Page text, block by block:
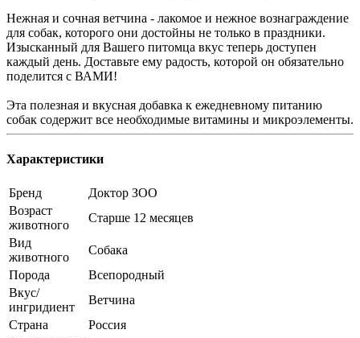
Нежная и сочная ветчина - лакомое и нежное вознаграждение
для собак, которого они достойны не только в праздники.
Изысканный для Вашего питомца вкус теперь доступен
каждый день. Доставьте ему радость, которой он обязательно
поделится с ВАМИ!
Эта полезная и вкусная добавка к ежедневному питанию
собак содержит все необходимые витамины и микроэлементы.
Характеристики
Бренд
Доктор ЗОО
Возраст
животного
Старше 12 месяцев
Вид
животного
Собака
Порода
Всепородный
Вкус/
ингридиент
Ветчина
Страна
Россия